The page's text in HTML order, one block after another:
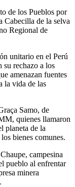
de los Pueblos por
de la selva
Regional de
unitario en el Perú
su rechazo a los
amenazan fuentes
la vida de las
Samo, de
quienes llamaron
planeta de la
bienes comunes.
campesina
pueblo al enfrentar
minera